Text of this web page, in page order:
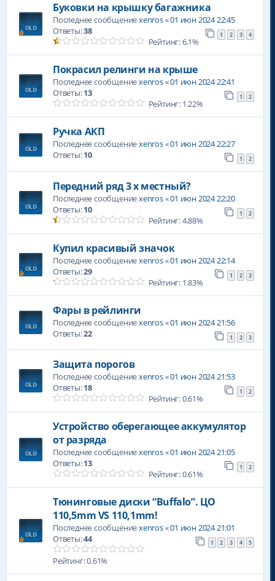
Буковки на крышку багажника
Последнее сообщениеxenros«01 июн 2024 22:45
Ответы:38 1 2 3 4
Рейтинг: 6.1%
Покрасил релинги на крыше
Последнее сообщениеxenros«01 июн 2024 22:41
Ответы:13 1 2
Рейтинг: 1.22%
Ручка АКП
Последнее сообщениеxenros«01 июн 2024 22:27
Ответы:10 1 2
Передний ряд 3 х местный?
Последнее сообщениеxenros«01 июн 2024 22:20
Ответы:10 1 2
Рейтинг: 4.88%
Купил красивый значок
Последнее сообщениеxenros«01 июн 2024 22:14
Ответы:29 1 2 3
Рейтинг: 1.83%
Фары в рейлинги
Последнее сообщениеxenros«01 июн 2024 21:56
Ответы:22 1 2 3
Защита порогов
Последнее сообщениеxenros«01 июн 2024 21:53
Ответы:18 1 2
Рейтинг: 0.61%
Устройство оберегающее аккумулятор
от разряда
Последнее сообщениеxenros«01 июн 2024 21:05
Ответы:13 1 2
Рейтинг: 0.61%
Тюнинговые диски “Buffalo”. ЦО
110,5mm VS 110,1mm!
Последнее сообщениеxenros«01 июн 2024 21:01
Ответы:44 1 2 3 4 5
Рейтинг: 0.61%